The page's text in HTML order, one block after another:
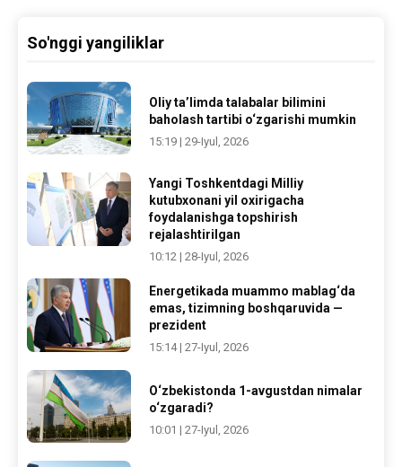
So'nggi yangiliklar
Oliy ta’limda talabalar bilimini
baholash tartibi o‘zgarishi mumkin
15:19 | 29-Iyul, 2026
Yangi Toshkentdagi Milliy
kutubxonani yil oxirigacha
foydalanishga topshirish
rejalashtirilgan
10:12 | 28-Iyul, 2026
Energetikada muammo mablag‘da
emas, tizimning boshqaruvida —
prezident
15:14 | 27-Iyul, 2026
O‘zbekistonda 1-avgustdan nimalar
o‘zgaradi?
10:01 | 27-Iyul, 2026